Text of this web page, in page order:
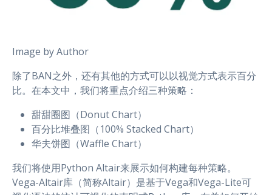
Image by Author
除了BAN之外，还有其他的方式可以以视觉方式表示百分
比。在本文中，我们将重点介绍三种策略：
甜甜圈图（Donut Chart）
百分比堆叠图（100% Stacked Chart）
华夫饼图（Waffle Chart）
我们将使用Python Altair来展示如何构建每种策略。
Vega-Altair库（简称Altair）是基于Vega和Vega-Lite可